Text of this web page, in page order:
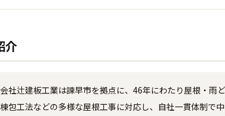
介
社辻建板工業は諫早市を拠点に、46年にわたり屋根・雨
包工法などの多様な屋根工事に対応し、自社一貫体制で